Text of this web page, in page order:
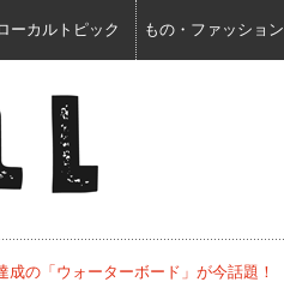
ーカルトピック もの・ファッション
の「ウォーターボード」が今話題！